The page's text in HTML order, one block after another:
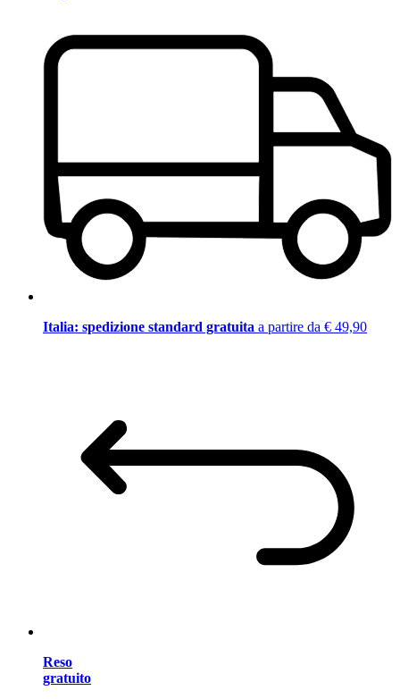
Italia: spedizione standard gratuita a partire da € 49,90
Reso
gratuito